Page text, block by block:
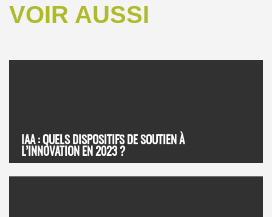
VOIR AUSSI
IAA : QUELS DISPOSITIFS DE SOUTIEN À
L’INNOVATION EN 2023 ?